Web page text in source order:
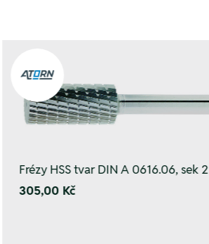
Frézy HSS tvar DIN A 0616.06, sek 2
305,00 Kč